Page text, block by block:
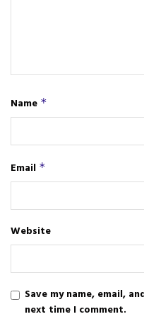
Name *
Email *
Website
Save my name, email,
next time I comment.